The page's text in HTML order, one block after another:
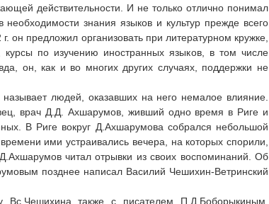
действительности. И не только отлично понимал
знания языков и культур прежде всего
он предложил организовать при литературном кружке,
по изучению иностранных языков, в том числе
он, как и во многих других случаях, поддержки не
людей, оказавших на него немалое влияние.
врач Д.Д. Ахшарумов, живший одно время в Риге и
В Риге вокруг Д.Ахшарумова собрался небольшой
ими устраивались вечера, на которых спорили,
читал отрывки из своих воспоминаний. Об
позднее написал Василий Чешихин-Ветринский
Вс.Чешихина также с писателем П.Д.Боборыкиным,